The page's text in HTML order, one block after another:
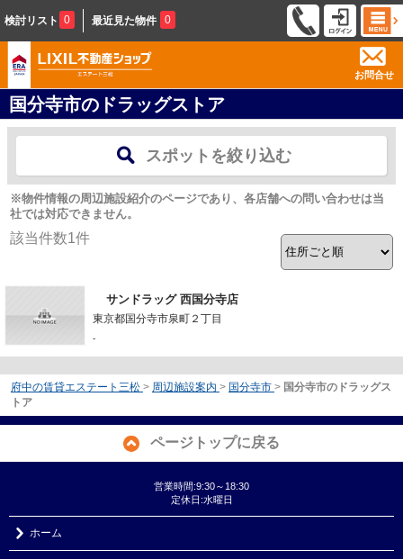
検討リスト 0 最近見た物件 0
お問合せ
国分寺市のドラッグストア
スポットを絞り込む
※物件情報の周辺施設紹介のページであり、各店舗への問い合わせは当
社では対応できません。
該当件数1件
サンドラッグ 西国分寺店
東京都国分寺市泉町２丁目
-
府中の賃貸エステート三松 > 周辺施設案内 > 国分寺市 > 国分寺市のドラッグス
トア
ページトップに戻る
営業時間:9:30～18:30
定休日:水曜日
ホーム